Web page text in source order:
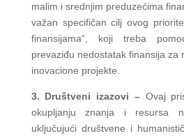
malim i srednjim preduzećima
važan specifičan cilj ovog
finansijama“, koji treba
prevaziđu nedostatak finansija za
inovacione projekte.
3. Društveni izazovi – Ovaj
okupljanju znanja i resursa
uključujući društvene i